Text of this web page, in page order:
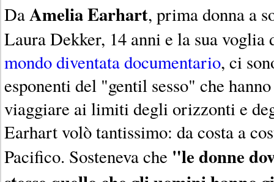
DaAmelia Earhart, prima donna a
Laura Dekker, 14 anni e la sua
mondo diventata documentario, ci
esponenti del "gentil sesso" che
viaggiare ai limiti degli orizzonti e
Earhart volò tantissimo: da costa a
Pacifico. Sosteneva che "le donne